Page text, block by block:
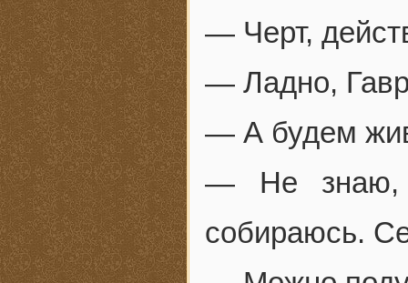
— Черт,
— Ладно,
— А будем
— Не знаю,
собираюсь.